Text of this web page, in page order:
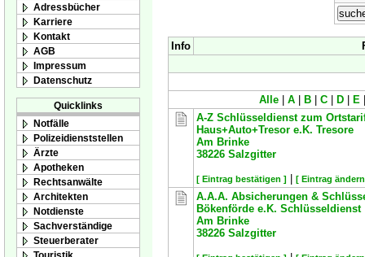
Adressbücher
Karriere
Kontakt
AGB
Impressum
Datenschutz
Quicklinks
Notfälle
Polizeidienststellen
Ärzte
Apotheken
Rechtsanwälte
Architekten
Notdienste
Sachverständige
Steuerberater
Touristik
Info
Alle A B C D E
A-Z Schlüsseldienst zum
Haus+Auto+Tresor e.K. Tresore
Am Brinke
38226 Salzgitter
[ Eintrag bestätigen ] [ Eintrag
A.A.A. Absicherungen &
Bökenförde e.K. Schlüsseldienst
Am Brinke
38226 Salzgitter